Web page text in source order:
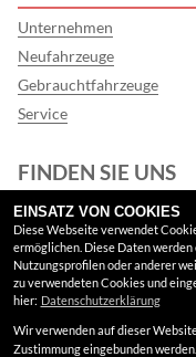
Unternehmen
Neufahrzeuge
Gebrauchtfahrzeuge
Service
FINDEN SIE UNS
Facebook
Google Maps
RECHTLICHES
EINSATZ VON COOKIES
Diese Webseite verwendet
ermöglichen. Diese Daten
Nutzungsprofilen oder anderer
zu verwendeten Cookies und
hier: Datenschutzerklärung
Wir verwenden auf dieser
Zustimmung eingebunden werden.